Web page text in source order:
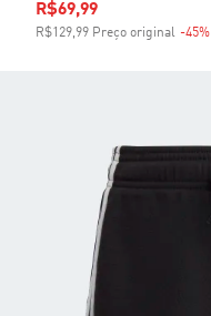
Preço com desconto
R$69,99
R$129,99 Preço original -45%